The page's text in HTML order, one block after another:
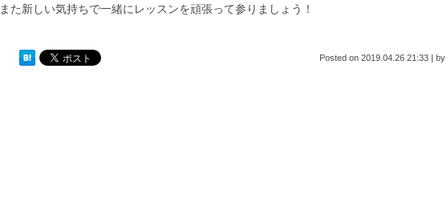
また新しい気持ちで一緒にレッスンを頑張って参りましょう！
Posted on 2019.04.26 21:33 by